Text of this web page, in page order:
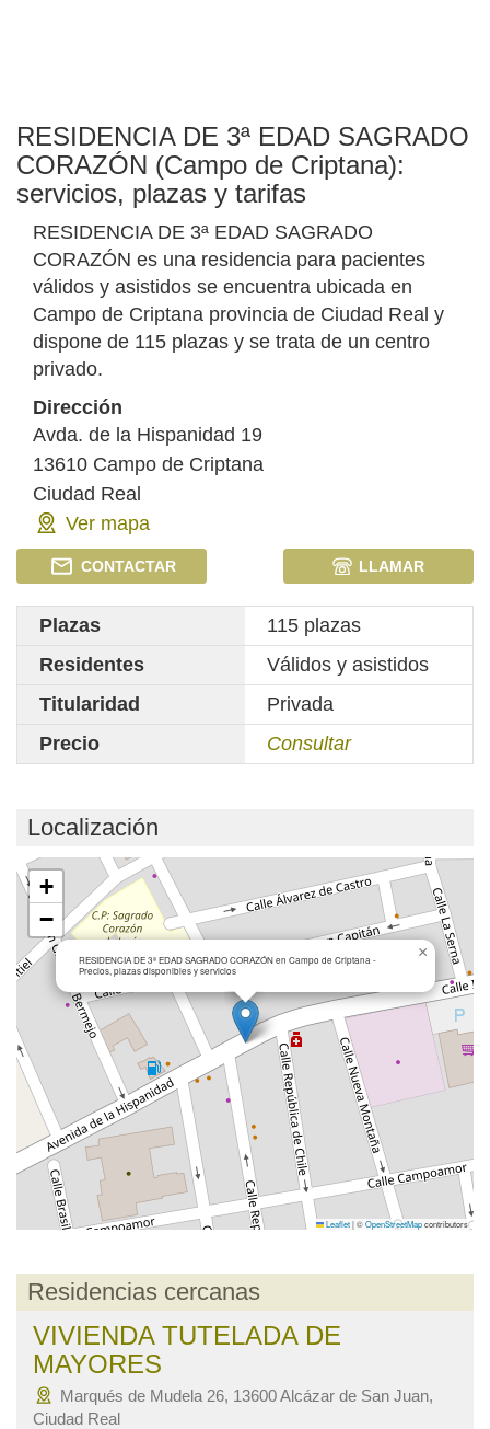
RESIDENCIA DE 3ª EDAD SAGRADO
CORAZÓN (Campo de Criptana):
servicios, plazas y tarifas
RESIDENCIA DE 3ª EDAD SAGRADO
CORAZÓN es una residencia para pacientes
válidos y asistidos se encuentra ubicada en
Campo de Criptana provincia de Ciudad Real y
dispone de 115 plazas y se trata de un centro
privado.
Dirección
Avda. de la Hispanidad 19
13610 Campo de Criptana
Ciudad Real
Ver mapa
CONTACTAR LLAMAR
Plazas
115 plazas
Residentes
Válidos y asistidos
Titularidad
Privada
Precio
Consultar
Localización
Cargando mapa...
RESIDENCIA DE 3ª EDAD SAGRADO CORAZÓN en Campo de Criptana -
Precios, plazas disponibles y servicios
×
+
−
Leaflet|©OpenStreetMapcontributors
Residencias cercanas
VIVIENDA TUTELADA DE
MAYORES
Marqués de Mudela 26, 13600 Alcázar de San Juan,
Ciudad Real